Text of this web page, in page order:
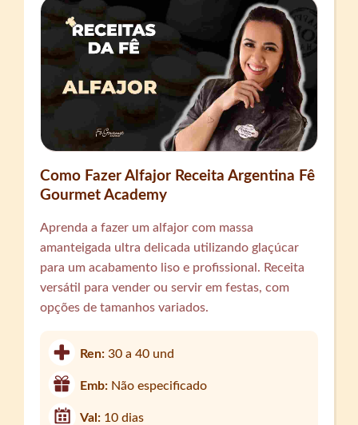
Como Fazer Alfajor Receita Argentina Fê
Gourmet Academy
Aprenda a fazer um alfajor com massa
amanteigada ultra delicada utilizando glaçúcar
para um acabamento liso e profissional. Receita
versátil para vender ou servir em festas, com
opções de tamanhos variados.
Ren:30 a 40 und
Emb: Não especificado
Val: 10 dias